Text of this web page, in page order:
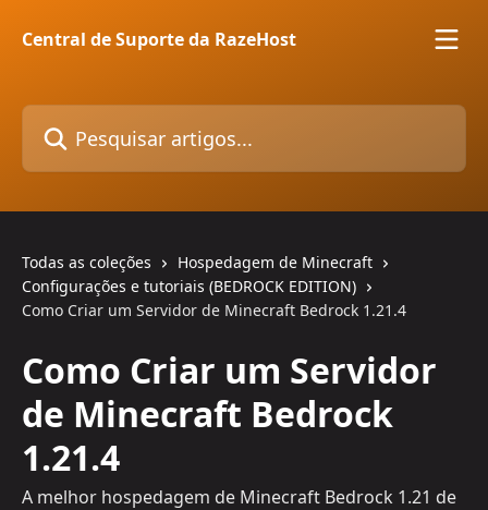
Central de Suporte da RazeHost
Pesquisar artigos...
Todas as coleções
Hospedagem de Minecraft
Configurações e tutoriais (BEDROCK EDITION)
Como Criar um Servidor de Minecraft Bedrock 1.21.4
Como Criar um Servidor
de Minecraft Bedrock
1.21.4
A melhor hospedagem de Minecraft Bedrock 1.21 de